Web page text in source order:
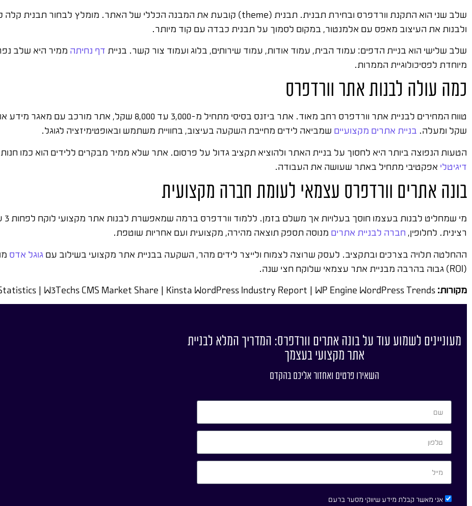
ולבנות את העיצוב מאפס עם אלמנטור, במקום לסמוך על תבנית כבדה עם קוד מיותר.
שלב שלישי הוא בניית הדפים: עמוד הבית, עמוד אודות, עמוד שירותים, בלוג ועמוד צור קשר. בניית דף נחיתה ממיר היא שלב
מיוחדת לפסיכולוגיית הממרות.
כמה עולה לבנות אתר וורדפרס
שקל ומעלה. בניית אתרים מקצועיים שמביאה לידים מחייבת השקעה בעיצוב, בחוויית משתמש ובאופטימיזציה לגוגל.
הטעות הנפוצה ביותר היא לחסוך על בניית האתר ולהוציא תקציב גדול על פרסום. אתר שלא ממיר מבקרים ללידים הוא כמו
דיגיטלי אפקטיבי מתחיל באתר שעושה את העבודה.
בונה אתרים וורדפרס עצמאי לעומת חברה מקצועית
רצינית. לחלופין,חברה לבניית אתרים מנוסה תספק תוצאה מהירה, מקצועית ועם אחריות שוטפת.
ההחלטה תלויה בצרכים ובתקציב. לעסק שרוצה לצמוח ולייצר לידים מהר, השקעה בבניית אתר מקצועי בשילוב עםגוגל אדס
(ROI) גבוה בהרבה מבניית אתר עצמאי שלוקח חצי שנה.
מקורות:
מעוניינים לשמוע עוד על בונה אתרים וורדפרס: המדריך המלא לבניית
אתר מקצועי בעצמך
השאירו פרטים ואחזור אליכם בהקדם
אני מאשר קבלת מידע שיווקי מסער ברעם